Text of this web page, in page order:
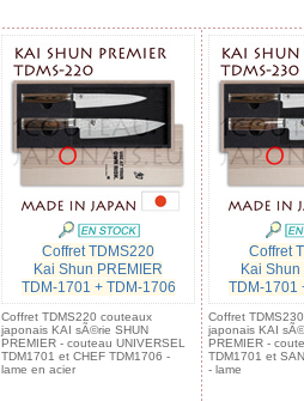
Coffret TDMS220
Kai Shun PREMIER
TDM-1701 + TDM-1706
Coffret TDMS220 couteaux
japonais KAI sÃ©rie SHUN
PREMIER - couteau UNIVERSEL
TDM1701 et CHEF TDM1706 -
lame en acier
Coffret
Kai
TDM-1701
Coffret
japonais KAI
PREMIER -
TDM1701 et
- lame